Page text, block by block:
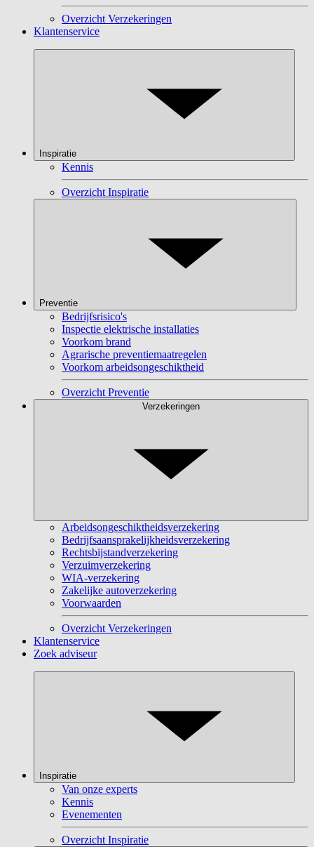
Overzicht Verzekeringen
Klantenservice
Inspiratie
Kennis
Overzicht Inspiratie
Preventie
Bedrijfsrisico's
Inspectie elektrische installaties
Voorkom brand
Agrarische preventiemaatregelen
Voorkom arbeidsongeschiktheid
Overzicht Preventie
Verzekeringen
Arbeidsongeschiktheidsverzekering
Bedrijfsaansprakelijkheidsverzekering
Rechtsbijstandverzekering
Verzuimverzekering
WIA-verzekering
Zakelijke autoverzekering
Voorwaarden
Overzicht Verzekeringen
Klantenservice
Zoek adviseur
Inspiratie
Van onze experts
Kennis
Evenementen
Overzicht Inspiratie